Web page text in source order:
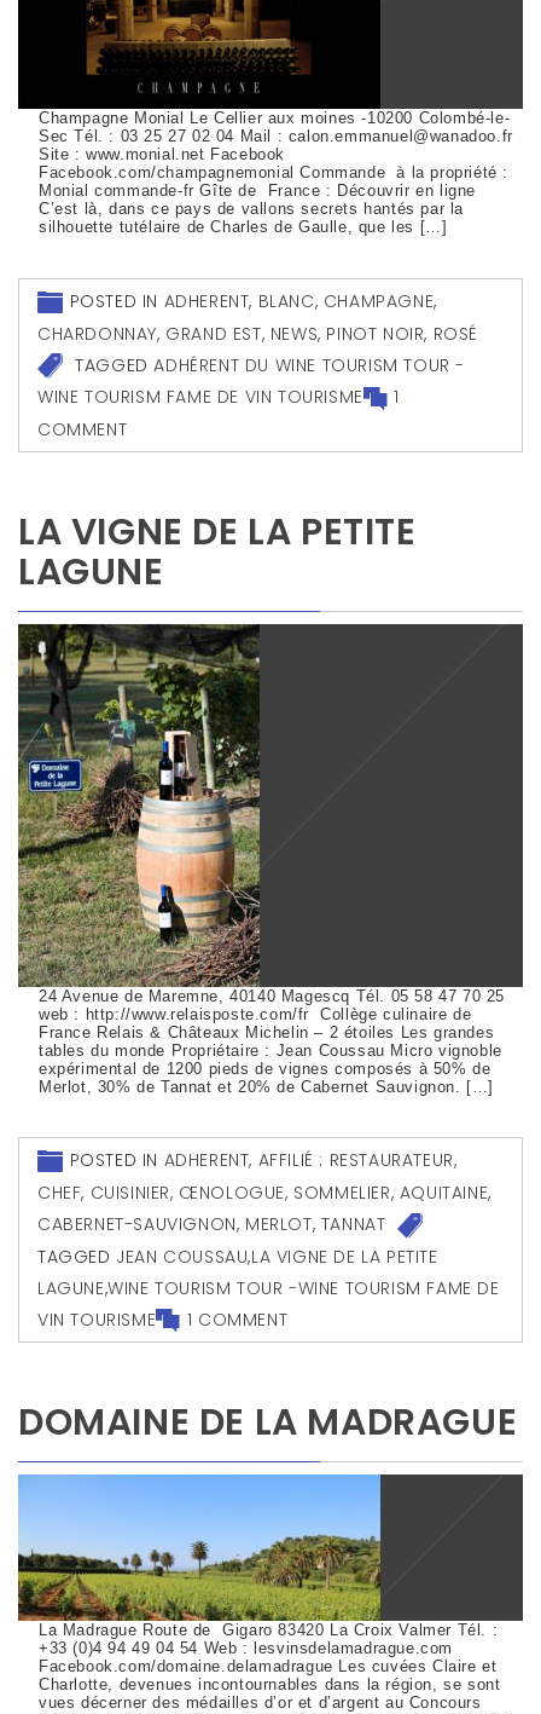
Champagne Monial Le Cellier aux moines -10200 Colombé-le-
Sec Tél. : 03 25 27 02 04 Mail : calon.emmanuel@wanadoo.fr
Site : www.monial.net Facebook
Facebook.com/champagnemonial Commande à la propriété :
Monial commande-fr Gîte de France : Découvrir en ligne
C’est là, dans ce pays de vallons secrets hantés par la
silhouette tutélaire de Charles de Gaulle, que les […]
POSTED IN ADHERENT, BLANC, CHAMPAGNE,
CHARDONNAY, GRAND EST, NEWS, PINOT NOIR, ROSÉ
TAGGEDADHÉRENT DU WINE TOURISM TOUR -
WINE TOURISM FAME DE VIN TOURISME
1
COMMENT
LA VIGNE DE LA PETITE
LAGUNE
24 Avenue de Maremne, 40140 Magescq Tél. 05 58 47 70 25
web : http://www.relaisposte.com/fr Collège culinaire de
France Relais & Châteaux Michelin – 2 étoiles Les grandes
tables du monde Propriétaire : Jean Coussau Micro vignoble
expérimental de 1200 pieds de vignes composés à 50% de
Merlot, 30% de Tannat et 20% de Cabernet Sauvignon. […]
POSTED IN ADHERENT, AFFILIÉ : RESTAURATEUR,
CHEF, CUISINIER, ŒNOLOGUE, SOMMELIER, AQUITAINE,
CABERNET-SAUVIGNON, MERLOT, TANNAT
TAGGED JEAN COUSSAU,LA VIGNE DE LA PETITE
LAGUNE,WINE TOURISM TOUR -WINE TOURISM FAME DE
VIN TOURISME
1 COMMENT
DOMAINE DE LA MADRAGUE
La Madrague Route de Gigaro 83420 La Croix Valmer Tél. :
+33 (0)4 94 49 04 54 Web : lesvinsdelamadrague.com
Facebook.com/domaine.delamadrague Les cuvées Claire et
Charlotte, devenues incontournables dans la région, se sont
vues décerner des médailles d’or et d’argent au Concours